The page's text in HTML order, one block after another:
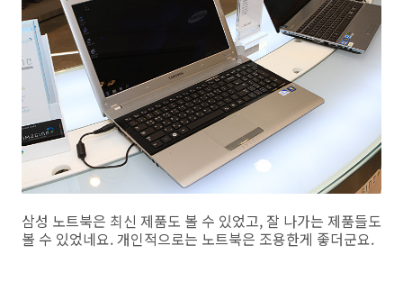
삼성 노트북은 최신 제품도 볼 수 있었고, 잘 나가는 제품들도
볼 수 있었네요. 개인적으로는 노트북은 조용한게 좋더군요.